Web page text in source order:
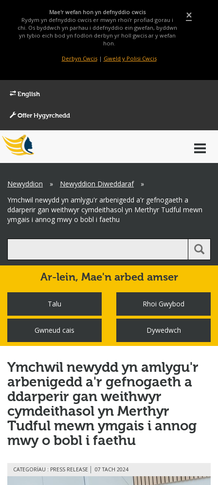
×
Mae'r wefan hon yn defnyddio cwcis
Rydym yn defnyddio cwcis er mwyn rhoi'r profiad gorau i
chi. Os byddwch yn parhau i ddefnyddio ein gwefan, byddwn
yn tybio eich bod yn fodlon derbyn yr holl gwcis ar y wefan
hon.
Derbyn Cwcis| Gweld y Polisi Cwcis
English
Offer Hygyrchedd
Main
Menu
Breadcrumb
Newyddion » Newyddion Diweddaraf
»
Ymchwil newydd yn amlygu'r arbenigedd a'r gefnogaeth a
ddarperir gan weithwyr cymdeithasol yn Merthyr Tudful mewn
ymgais i annog mwy o bobl i faethu
Ar-lein, Mae'n arbed amser
Talu Rhoi Gwybod
Gwneud cais Dywedwch
Ymchwil newydd yn amlygu'r
arbenigedd a'r gefnogaeth a
ddarperir gan weithwyr
cymdeithasol yn Merthyr
Tudful mewn ymgais i annog
mwy o bobl i faethu
CATEGORÏAU : PRESS RELEASE 07 TACH 2024